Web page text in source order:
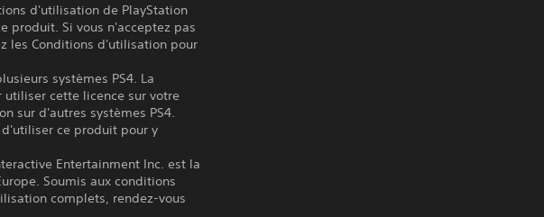
d'utilisation de PlayStation
produit. Si vous n'acceptez pas
les Conditions d'utilisation pour
systèmes PS4. La
utiliser cette licence sur votre
sur d'autres systèmes PS4.
ce produit pour y
Entertainment Inc. est la
Soumis aux conditions
complets, rendez-vous